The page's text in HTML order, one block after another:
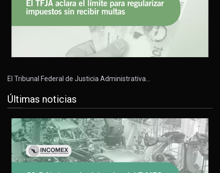
El Tribunal Federal de Justicia Administrativa…
Últimas noticias